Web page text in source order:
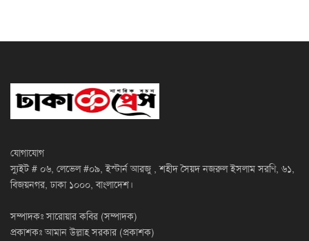
যোগাযোগ
স্যুইট # ০৬, লেভেল #০৯, ইস্টার্ন আরজু , শহীদ সৈয়দ নজরুল ইসলাম সরণি, ৬১,
বিজয়নগর, ঢাকা ১০০০, বাংলাদেশ।
সম্পাদকঃ সারোয়ার কবির (সম্পাদক)
প্রকাশকঃ আমান উল্লাহ সরকার (প্রকাশক)